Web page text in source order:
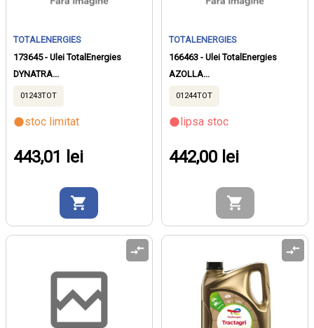
TOTALENERGIES
173645 - Ulei TotalEnergies
DYNATRA...
01243TOT
stoc limitat
443,01 lei
TOTALENERGIES
166463 - Ulei TotalEnergies
AZOLLA...
01244TOT
lipsa stoc
442,00 lei